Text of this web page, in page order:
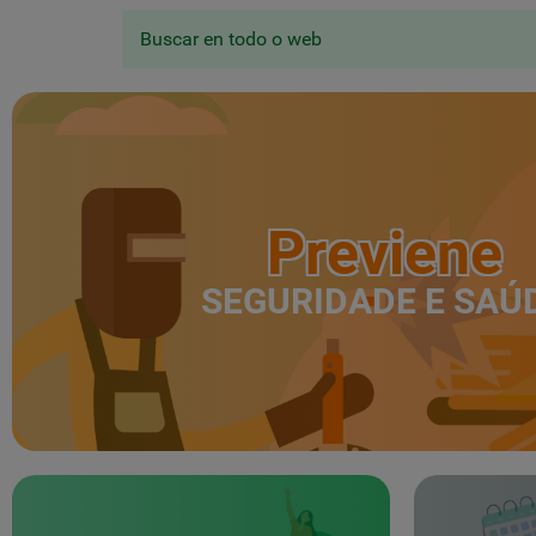
Buscar en todo o web
Previene
SEGURIDADE E